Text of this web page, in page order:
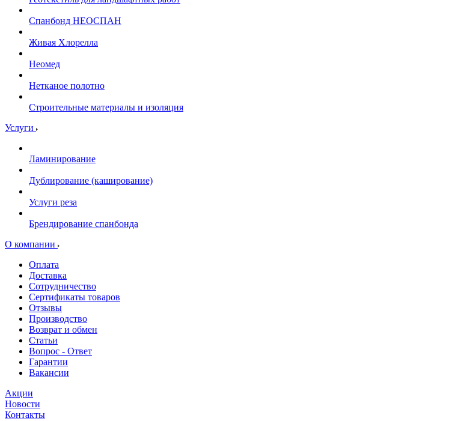
Спанбонд НЕОСПАН
Живая Хлорелла
Нeомед
Нетканое полотно
Строительные материалы и изоляция
Услуги
Ламинирование
Дублирование (каширование)
Услуги реза
Брендирование спанбонда
О компании
Оплата
Доставка
Сотрудничество
Сертификаты товаров
Отзывы
Производство
Возврат и обмен
Статьи
Вопрос - Ответ
Гарантии
Вакансии
Акции
Новости
Контакты